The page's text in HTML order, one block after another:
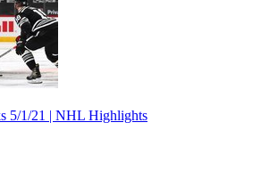
5/1/21 | NHL Highlights